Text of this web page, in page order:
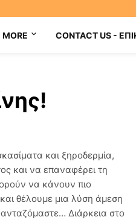
MORE CONTACT US -
και ξηροδερμία,
και να επαναφέρει τη
να κάνουν πιο
θέλουμε μια λύση άμεση
Διάρκεια στο